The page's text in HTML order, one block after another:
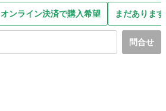
オンライン決済で購入希望 まだありま
問合せ